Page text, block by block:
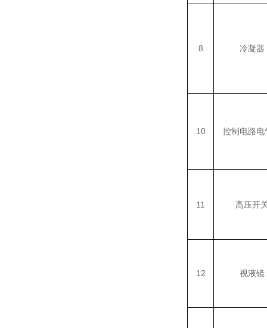
8 冷凝器
10 控制电路电
11 高压开
12 视液镜